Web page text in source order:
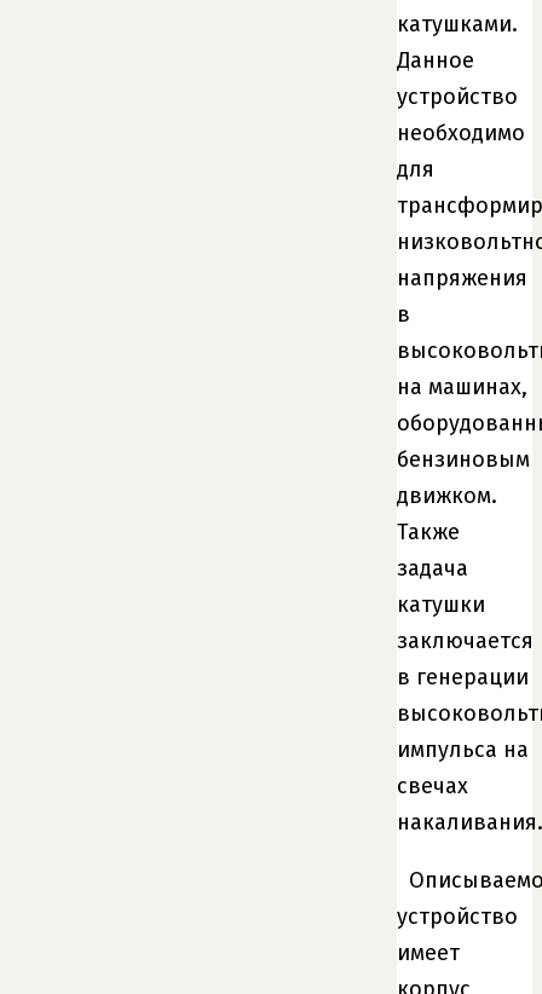
катушками.
Данное
устройство
необходимо
для
напряжения
в
на машинах,
бензиновым
движком.
Также
задача
катушки
заключается
в генерации
импульса на
свечах
накаливания.
устройство
имеет